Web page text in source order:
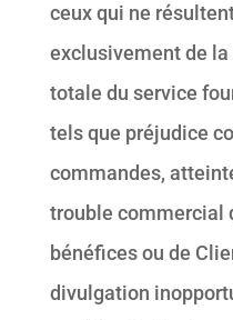
ceux qui ne
exclusivement de
totale du service
tels que préjudice
commandes,
trouble commercial
bénéfices ou de
divulgation